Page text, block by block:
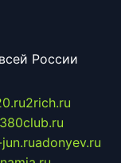
России
2rich.ru
adonyev.ru